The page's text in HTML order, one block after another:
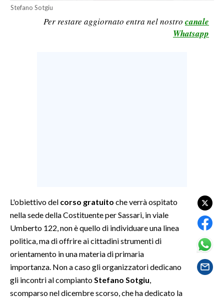
SPETTACOLI
GOSSIP
SALUTE
Stefano Sotgiu
Per restare aggiornato entra nel nostro canale
Whatsapp
L'obiettivo del corso gratuito che verrà ospitato
nella sede della Costituente per Sassari, in viale
Umberto 122, non è quello di individuare una linea
politica, ma di offrire ai cittadini strumenti di
orientamento in una materia di primaria
importanza. Non a caso gli organizzatori dedicano
gli incontri al compianto Stefano Sotgiu
scomparso nel dicembre scorso, che ha dedicato la